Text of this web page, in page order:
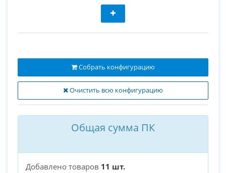
Очистить всю конфигурацию
Собрать конфигурацию
Общая сумма ПК
Добавлено товаров 11 шт.